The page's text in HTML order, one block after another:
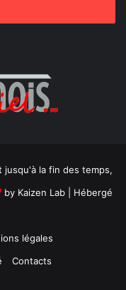
la fin des temps,
by Kaizen Lab | Hébergé
légales
Contacts